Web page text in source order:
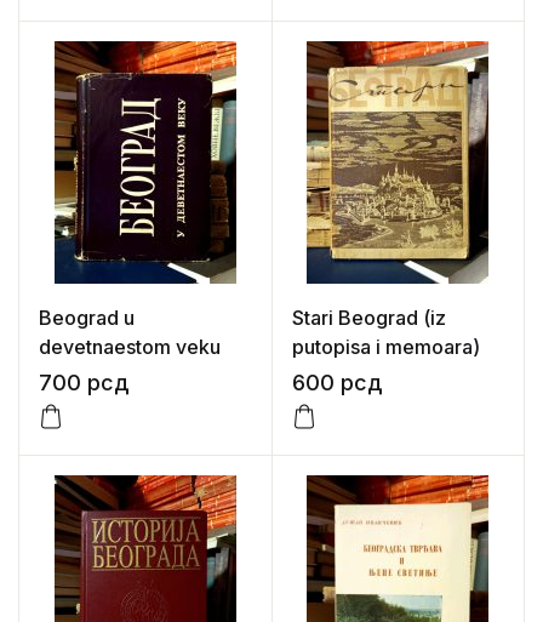
Beograd u
devetnaestom veku
700 рсд
Stari Beograd (iz
putopisa i memoara)
600 рсд